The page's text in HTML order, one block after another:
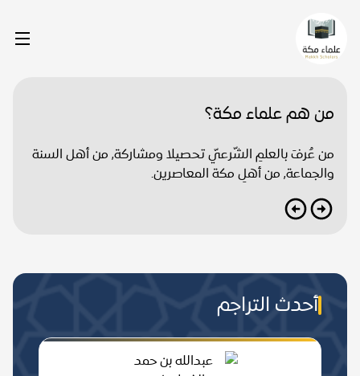
من هم علماء مكة؟
من عُرفَ بالعلمِ الشّرعيّ تحصيلا ومشاركة, من أهل السنة
والجماعة, من أهلِ مكة المعاصرين.
أحدث التراجم